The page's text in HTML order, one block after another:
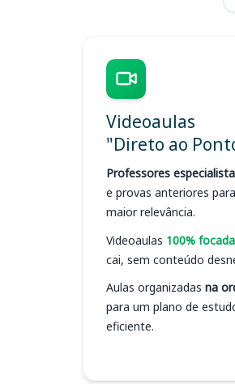
Videoaulas
"Direto ao
Professores
e provas anteriores
maior relevância.
Videoaulas 100%
cai, sem conteúdo
Aulas organizadas na
para um plano de
eficiente.